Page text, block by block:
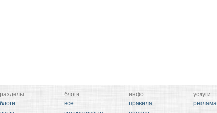
разделы
блоги
блоги
все
инфо
правила
услуги
реклама